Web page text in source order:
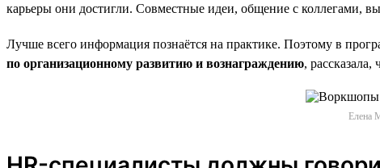
карьеры они достигли. Совместные идеи, общение с коллегами,
Лучше всего информация познаётся на практике. Поэтому в
по организационному развитию и вознаграждению,
Елена